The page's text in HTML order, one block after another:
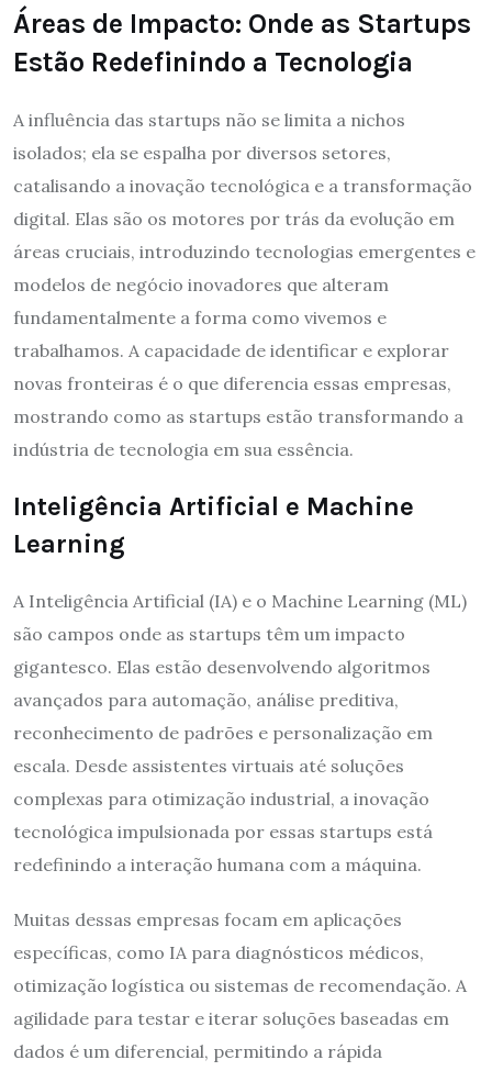
Áreas de Impacto: Onde as Startups
Estão Redefinindo a Tecnologia
A influência das startups não se limita a nichos
isolados; ela se espalha por diversos setores,
catalisando a inovação tecnológica e a transformação
digital. Elas são os motores por trás da evolução em
áreas cruciais, introduzindo tecnologias emergentes e
modelos de negócio inovadores que alteram
fundamentalmente a forma como vivemos e
trabalhamos. A capacidade de identificar e explorar
novas fronteiras é o que diferencia essas empresas,
mostrando como as startups estão transformando a
indústria de tecnologia em sua essência.
Inteligência Artificial e Machine
Learning
A Inteligência Artificial (IA) e o Machine Learning (ML)
são campos onde as startups têm um impacto
gigantesco. Elas estão desenvolvendo algoritmos
avançados para automação, análise preditiva,
reconhecimento de padrões e personalização em
escala. Desde assistentes virtuais até soluções
complexas para otimização industrial, a inovação
tecnológica impulsionada por essas startups está
redefinindo a interação humana com a máquina.
Muitas dessas empresas focam em aplicações
específicas, como IA para diagnósticos médicos,
otimização logística ou sistemas de recomendação. A
agilidade para testar e iterar soluções baseadas em
dados é um diferencial, permitindo a rápida